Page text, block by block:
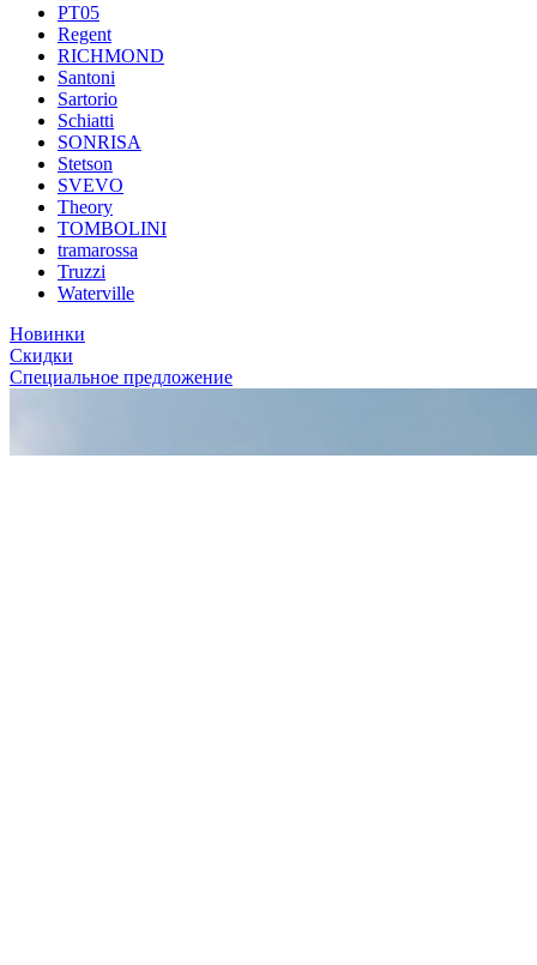
PT05
Regent
RICHMOND
Santoni
Sartorio
Schiatti
SONRISA
Stetson
SVEVO
Theory
TOMBOLINI
tramarossa
Truzzi
Waterville
Новинки
Скидки
Специальное предложение